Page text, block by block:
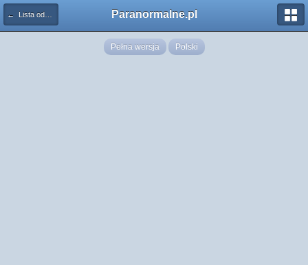
← Lista odznaczeń Paranormalne.pl
Pełna wersja Polski